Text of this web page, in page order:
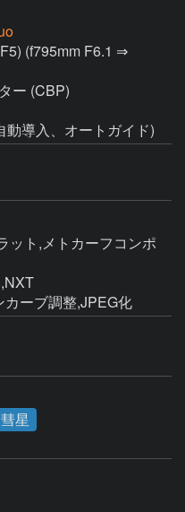
(f795mm F6.1 ⇒
ー (CBP)
導入、オートガイド)
ット,メトカーフコンポ
ーブ調整,JPEG化
星